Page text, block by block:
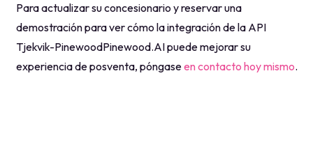
Para actualizar su concesionario y reservar una
demostración para ver cómo la integración de la API
Tjekvik-PinewoodPinewood.AI puede mejorar su
experiencia de posventa, póngaseen contacto hoy mismo.